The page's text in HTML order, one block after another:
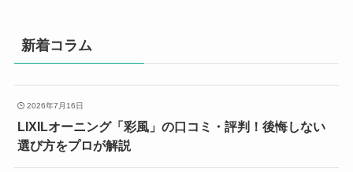
新着コラム
2026年7月16日
LIXILオーニング「彩風」の口コミ・評判！後悔しない
選び方をプロが解説